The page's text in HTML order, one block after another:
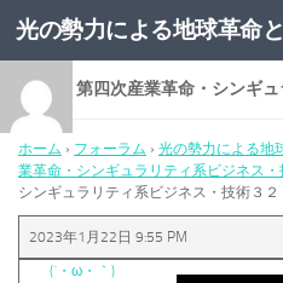
コンテンツへスキップ
光の勢力による地球革命
返信先: 第四次産業革命・シンギ
ホーム › フォーラム › 光の勢力による
業革命・シンギュラリティ系ビジネス・
シンギュラリティ系ビジネス・技術３２
2023年1月22日 9:55 PM
(´・ω・｀)